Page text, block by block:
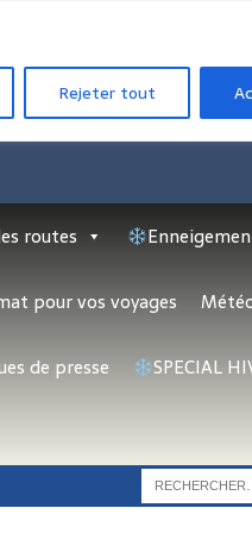
Rejeter tout
routes
pour vos voyages
de presse SPECIAL